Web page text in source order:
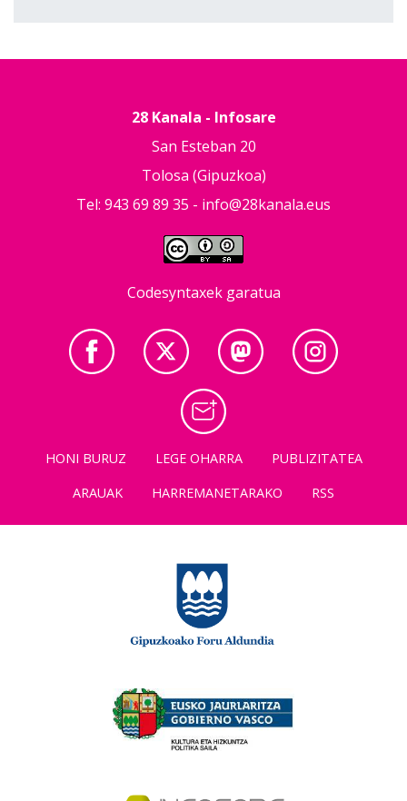
28 Kanala - Infosare
San Esteban 20
Tolosa (Gipuzkoa)
Tel: 943 69 89 35 - info@28kanala.eus
Codesyntaxek garatua
HONI BURUZ LEGE OHARRA
PUBLIZITATEA
ARAUAK
HARREMANETARAKO RSS